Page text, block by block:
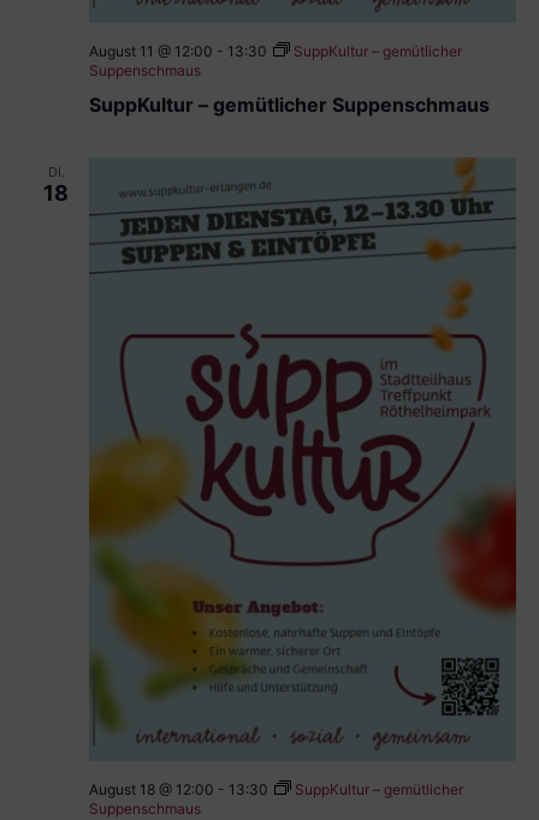
SuppKultur – gemütlicher Suppenschmaus
August 11 @ 12:00 - 13:30
SuppKultur – gemütlicher
Suppenschmaus
DI.
18
August 18 @ 12:00 - 13:30
SuppKultur – gemütlicher
Suppenschmaus